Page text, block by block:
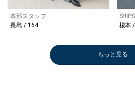
本部スタッフ
長島 / 164
榎本
もっと見る